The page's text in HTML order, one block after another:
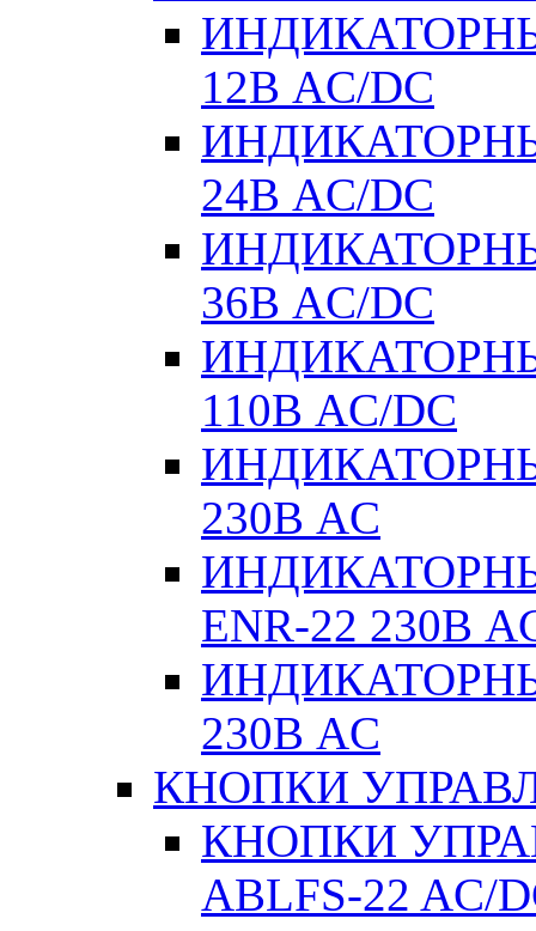
12В AC/DC
24В AC/DC
36В AC/DC
110В AC/DC
230В AC
ENR-22 230В
230В AC
КНОПКИ
КНОПКИ
ABLFS-22 AC/